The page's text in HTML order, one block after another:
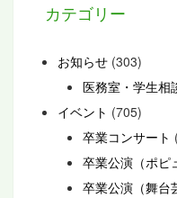
カテゴリー
お知らせ (303)
医務室・学生相
イベント (705)
卒業コンサート
卒業公演（ポピ
卒業公演（舞台